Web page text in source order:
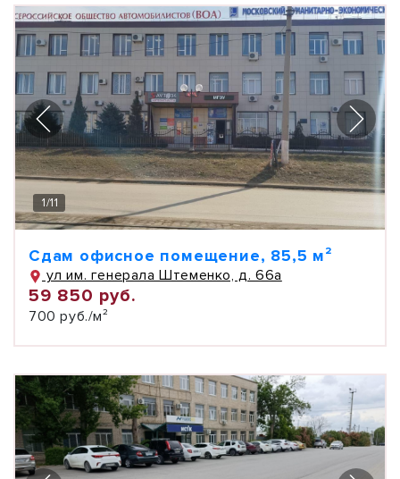
1/11
Сдам офисное помещение, 85,5 м²
ул им. генерала Штеменко, д. 66а
59 850 руб.
700 руб./м²